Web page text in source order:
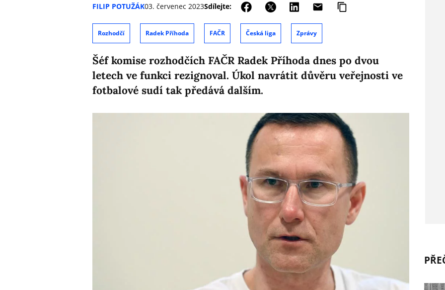
FILIP POTUŽÁK03. červenec 2023Sdílejte:
Rozhodčí Radek Příhoda FAČR Česká liga Zprávy
Šéf komise rozhodčích FAČR Radek Příhoda dnes po dvou
letech ve funkci rezignoval. Úkol navrátit důvěru veřejnosti ve
fotbalové sudí tak předává dalším.